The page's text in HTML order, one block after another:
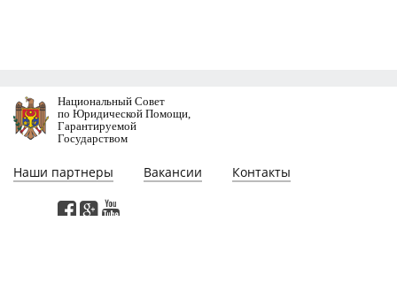
Национальный Совет
по Юридической Помощи,
Гарантируемой
Государством
Наши партнеры Вакансии Контакты